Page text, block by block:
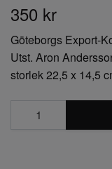
350 kr
Göteborgs Export-
Utst. Aron
storlek 22,5 x 14,5